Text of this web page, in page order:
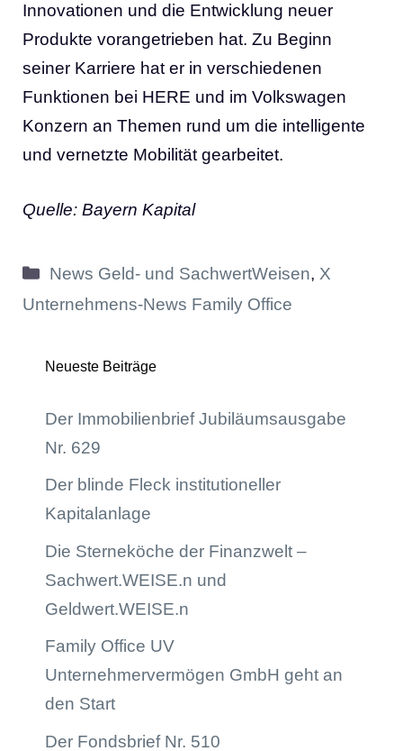
Innovationen und die Entwicklung neuer
Produkte vorangetrieben hat. Zu Beginn
seiner Karriere hat er in verschiedenen
Funktionen bei HERE und im Volkswagen
Konzern an Themen rund um die intelligente
und vernetzte Mobilität gearbeitet.
Quelle: Bayern Kapital
Kategorien
News Geld- und SachwertWeisen, X
Unternehmens-News Family Office
Neueste Beiträge
Der Immobilienbrief Jubiläumsausgabe
Nr. 629
Der blinde Fleck institutioneller
Kapitalanlage
Die Sterneköche der Finanzwelt –
Sachwert.WEISE.n und
Geldwert.WEISE.n
Family Office UV
Unternehmervermögen GmbH geht an
den Start
Der Fondsbrief Nr. 510